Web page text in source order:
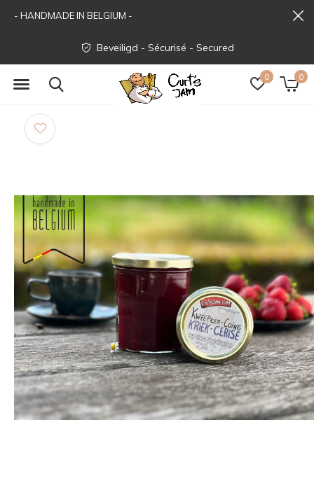
0 0
Beveiligd - Sécurisé - Secured
- HANDMADE IN BELGIUM -